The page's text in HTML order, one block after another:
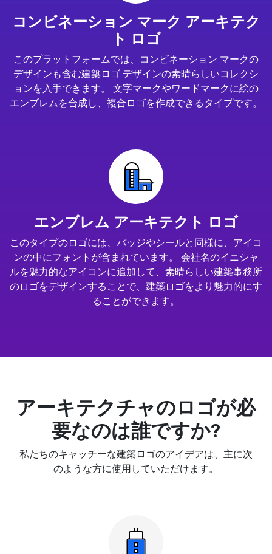
コンビネーション マーク アーキテク
ト ロゴ
このプラットフォームでは、コンビネーション マークの
デザインも含む建築ロゴ デザインの素晴らしいコレクシ
ョンを入手できます。 文字マークやワードマークに絵の
エンブレムを合成し、複合ロゴを作成できるタイプです。
エンブレム アーキテクト ロゴ
このタイプのロゴには、バッジやシールと同様に、アイコ
ンの中にフォントが含まれています。 会社名のイニシャ
ルを魅力的なアイコンに追加して、素晴らしい建築事務所
のロゴをデザインすることで、建築ロゴをより魅力的にす
ることができます。
アーキテクチャのロゴが必
要なのは誰ですか?
私たちのキャッチーな建築ロゴのアイデアは、主に次
のような方に使用していただけます。